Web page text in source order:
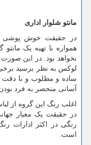
مانتو شلوار اداری
در حقیقت خوش پوشی و
همواره با تهیه یک
نخواهد بود. در این صورت
لوکس به نظر برسید برخی
ساده و مطلوب و با دقت
آسانی منحصر به فرد بودن
اغلب رنگ این گروه از
در حقیقت یک معیار
رنگی در اکثر ادارات
است.